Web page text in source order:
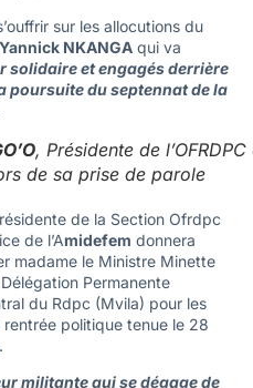
sur les allocutions du
Yannick NKANGA qui va
solidaire et engagés derrière
poursuite du septennat de la
, Présidente de l’OFRDPC
de sa prise de parole
de la Section Ofrdpc
de l’Amidefem donnera
madame le Ministre Minette
Permanente
du Rdpc (Mvila) pour les
politique tenue le 28
.
militante qui se dégage de